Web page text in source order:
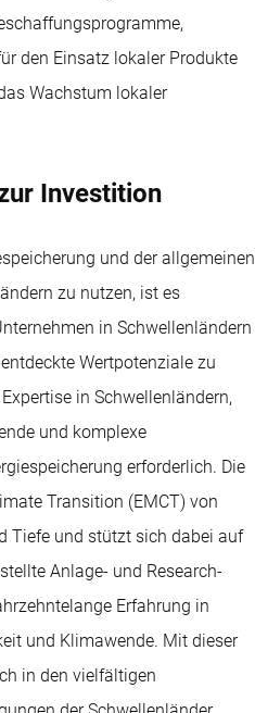
den Einsatz lokaler Produkte
Wachstum lokaler
Investition
und der allgemeinen
zu nutzen, ist es
in Schwellenländern
Wertpotenziale zu
in Schwellenländern,
und komplexe
erforderlich. Die
Transition (EMCT) von
Tiefe und stützt sich dabei auf
Anlage- und Research-
Erfahrung in
und Klimawende. Mit dieser
in den vielfältigen